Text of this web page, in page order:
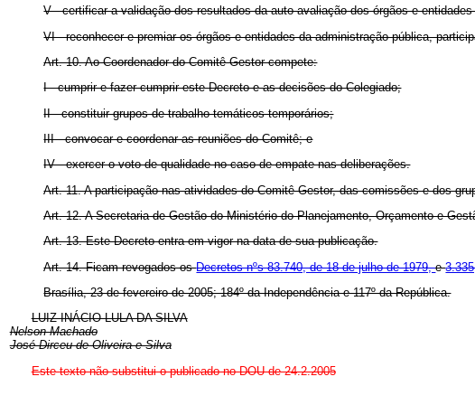
V - certificar a validação dos resultados da auto-avaliação dos órgãos e
VI - reconhecer e premiar os órgãos e entidades da administração pública,
Art. 10. Ao Coordenador do Comitê Gestor compete:
I - cumprir e fazer cumprir este Decreto e as decisões do Colegiado;
II - constituir grupos de trabalho temáticos temporários;
III - convocar e coordenar as reuniões do Comitê; e
IV - exercer o voto de qualidade no caso de empate nas deliberações.
Art. 11. A participação nas atividades do Comitê Gestor, das comissões e dos
Art. 12. A Secretaria de Gestão do Ministério do Planejamento, Orçamento e
Art. 13. Este Decreto entra em vigor na data de sua publicação.
Art. 14. Ficam revogados osDecretos nºs 83.740, de 18 de julho de 1979,e
Brasília, 23 de fevereiro de 2005; 184º da Independência e 117º da República.
LUIZ INÁCIO LULA DA SILVA
Nelson Machado
José Dirceu de Oliveira e Silva
Este texto não substitui o publicado no DOU de 24.2.2005